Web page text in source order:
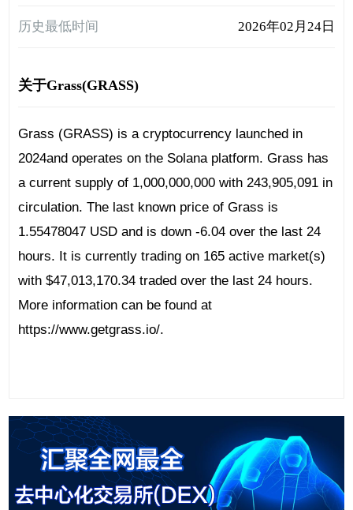
历史最低时间 2026年02月24日
关于Grass(GRASS)
Grass (GRASS) is a cryptocurrency launched in
2024and operates on the Solana platform. Grass has
a current supply of 1,000,000,000 with 243,905,091 in
circulation. The last known price of Grass is
1.55478047 USD and is down -6.04 over the last 24
hours. It is currently trading on 165 active market(s)
with $47,013,170.34 traded over the last 24 hours.
More information can be found at
https://www.getgrass.io/.